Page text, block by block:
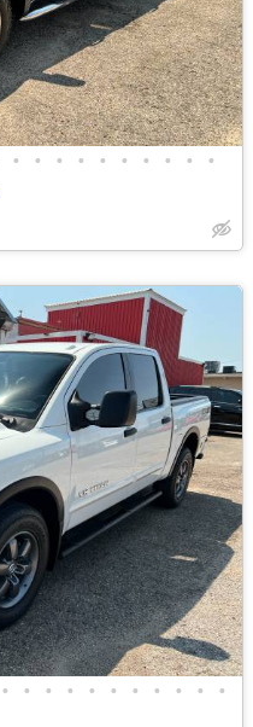
• • • • • • • • • •
• • • • • • • • • • •